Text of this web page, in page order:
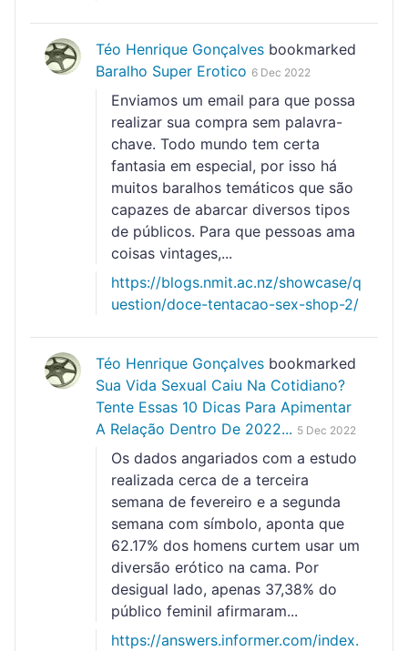
Téo Henrique Gonçalves bookmarked
Baralho Super Erotico 6 Dec 2022
Enviamos um email para que possa
realizar sua compra sem palavra-
chave. Todo mundo tem certa
fantasia em especial, por isso há
muitos baralhos temáticos que são
capazes de abarcar diversos tipos
de públicos. Para que pessoas ama
coisas vintages,...
https://blogs.nmit.ac.nz/showcase/q
uestion/doce-tentacao-sex-shop-2/
Téo Henrique Gonçalves bookmarked
Sua Vida Sexual Caiu Na Cotidiano?
Tente Essas 10 Dicas Para Apimentar
A Relação Dentro De 2022... 5 Dec 2022
Os dados angariados com a estudo
realizada cerca de a terceira
semana de fevereiro e a segunda
semana com símbolo, aponta que
62.17% dos homens curtem usar um
diversão erótico na cama. Por
desigual lado, apenas 37,38% do
público feminil afirmaram...
https://answers.informer.com/index.